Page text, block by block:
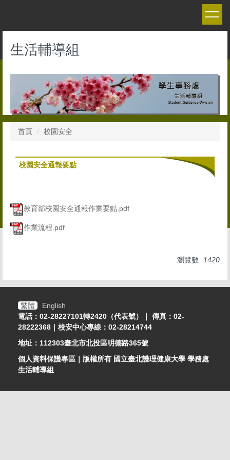
內生活輔導組
首頁 校園安全
校園安全通報要點
教育部校園安全通報作業要點.pdf
作業流程.pdf
瀏覽數: 1420
繁體
English
電話：02-28227101轉2420（代表號）｜ 傳真：02-
28222368｜校安中心專線：02-28214744
地址：112303臺北市北投區明德路365號
個人資料保護專區 ｜版權所有 國立臺北護理健康大學 學務處
生活輔導組